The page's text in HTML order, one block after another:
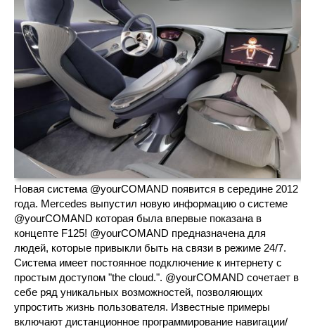
Новая система @yourCOMAND появится в середине 2012
года. Mercedes выпустил новую информацию о системе
@yourCOMAND которая была впервые показана в
концепте F125! @yourCOMAND предназначена для
людей, которые привыкли быть на связи в режиме 24/7.
Система имеет постоянное подключение к интернету с
простым доступом "the cloud.". @yourCOMAND сочетает в
себе ряд уникальных возможностей, позволяющих
упростить жизнь пользователя. Известные примеры
включают дистанционное программирование навигации/